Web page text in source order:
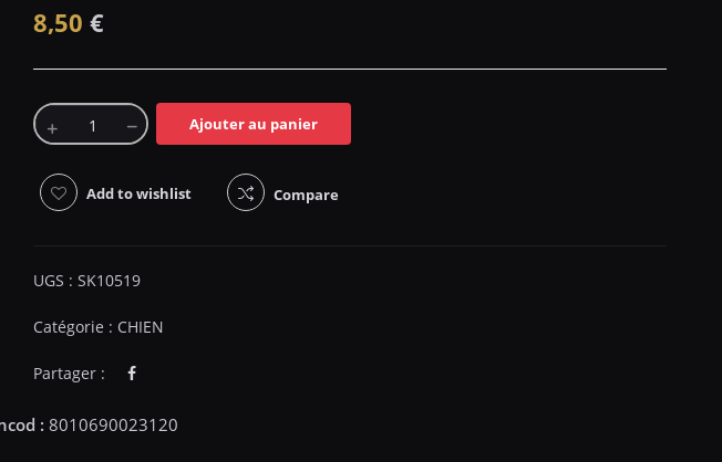
8,50 €
Ajouter au panier
Add to wishlist Compare
UGS : SK10519
Catégorie : CHIEN
Partager :